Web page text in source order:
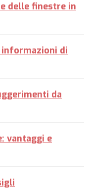
delle finestre in
di
da
vantaggi e